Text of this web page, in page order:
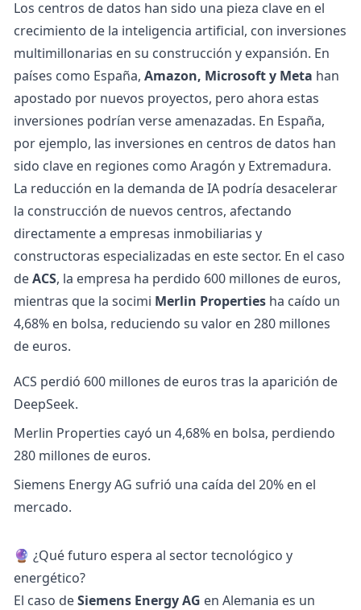
Los centros de datos han sido una pieza clave en el
crecimiento de la inteligencia artificial, con inversiones
multimillonarias en su construcción y expansión. En
países como España, Amazon, Microsoft y Meta han
apostado por nuevos proyectos, pero ahora estas
inversiones podrían verse amenazadas. En España,
por ejemplo, las inversiones en centros de datos han
sido clave en regiones como Aragón y Extremadura.
La reducción en la demanda de IA podría desacelerar
la construcción de nuevos centros, afectando
directamente a empresas inmobiliarias y
constructoras especializadas en este sector. En el caso
deACS, la empresa ha perdido 600 millones de euros,
mientras que la socimi Merlin Properties ha caído un
4,68% en bolsa, reduciendo su valor en 280 millones
de euros.
ACS perdió 600 millones de euros tras la aparición de
DeepSeek.
Merlin Properties cayó un 4,68% en bolsa, perdiendo
280 millones de euros.
Siemens Energy AG sufrió una caída del 20% en el
mercado.
🔮 ¿Qué futuro espera al sector tecnológico y
energético?
El caso deSiemens Energy AG en Alemania es un